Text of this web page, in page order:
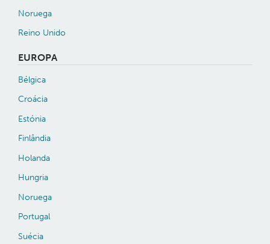
Noruega
Reino Unido
EUROPA
Bélgica
Croácia
Estónia
Finlândia
Holanda
Hungria
Noruega
Portugal
Suécia